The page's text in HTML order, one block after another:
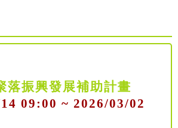
落振興發展補助計畫
09:00 ~ 2026/03/02